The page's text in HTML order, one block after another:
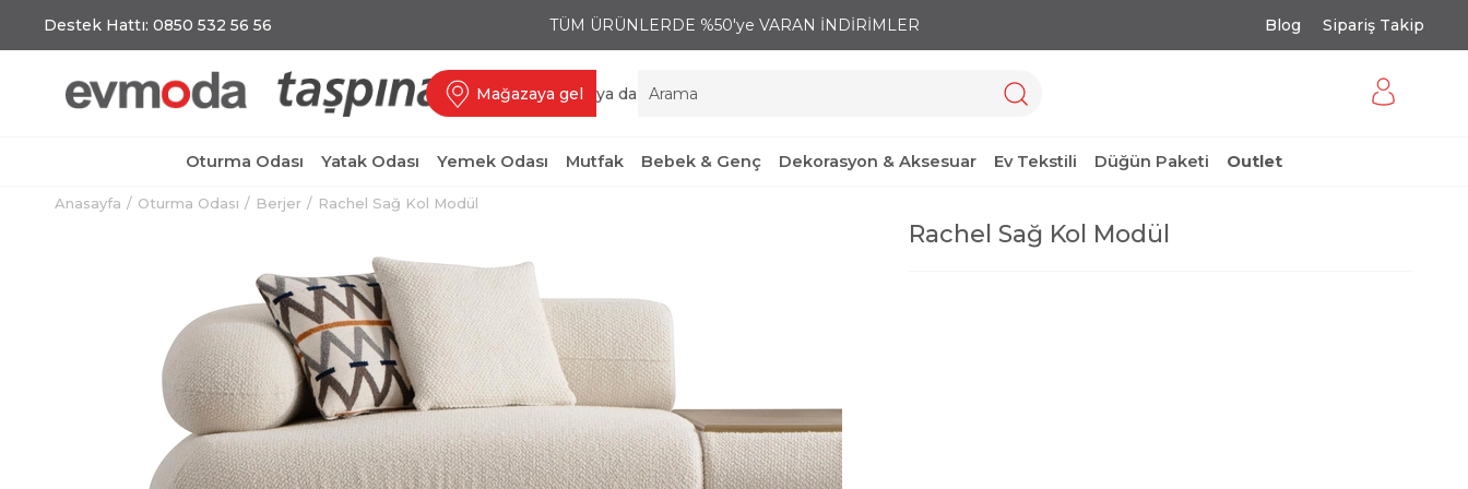
Destek Hattı: 0850 532 56 56 TÜM ÜRÜNLERDE %50'ye VARAN İNDİRİMLER Blog Sipariş Takip
Mağazaya gel ya da
Oturma Odası Yatak Odası Yemek Odası Mutfak Bebek & Genç Dekorasyon & Aksesuar Ev Tekstili Düğün Paketi Outlet
Anasayfa Oturma Odası Berjer Rachel Sağ Kol Modül
Rachel Sağ Kol Modül